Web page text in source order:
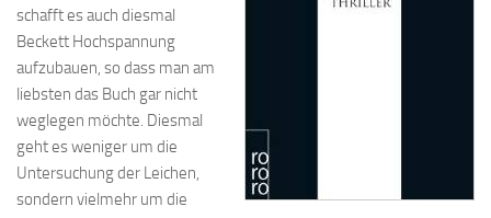
schafft es auch diesmal
Beckett Hochspannung
aufzubauen, so dass man am
liebsten das Buch gar nicht
weglegen möchte. Diesmal
geht es weniger um die
Untersuchung der Leichen,
sondern vielmehr um die